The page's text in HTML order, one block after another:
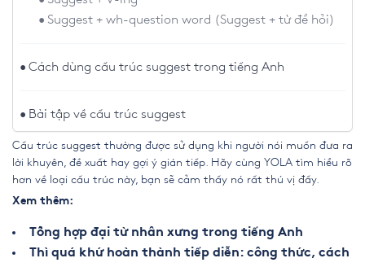
Suggest + wh-question word (Suggest + từ để hỏi)
Cách dùng cấu trúc suggest trong tiếng Anh
Bài tập về cấu trúc suggest
Cấu trúc suggest thường được sử dụng khi người nói muốn đưa ra
lời khuyên, đề xuất hay gợi ý gián tiếp. Hãy cùng YOLA tìm hiểu rõ
hơn về loại cấu trúc này, bạn sẽ cảm thấy nó rất thú vị đấy.
Xem thêm:
Tổng hợp đại từ nhân xưng trong tiếng Anh
Thì quá khứ hoàn thành tiếp diễn: công thức, cách